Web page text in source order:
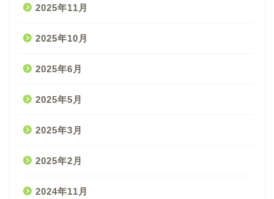
2025年11月
2025年10月
2025年6月
2025年5月
2025年3月
2025年2月
2024年11月